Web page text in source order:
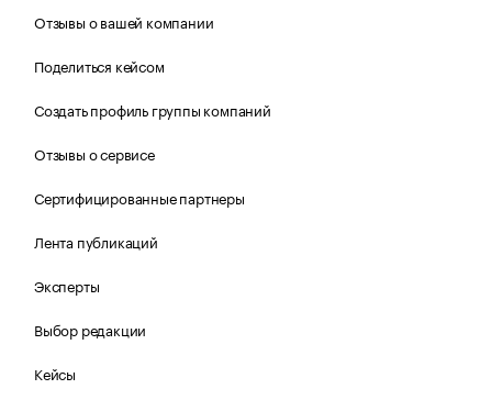
Отзывы о вашей компании
Поделиться кейсом
Создать профиль группы компаний
Отзывы о сервисе
Сертифицированные партнеры
Лента публикаций
Эксперты
Выбор редакции
Кейсы